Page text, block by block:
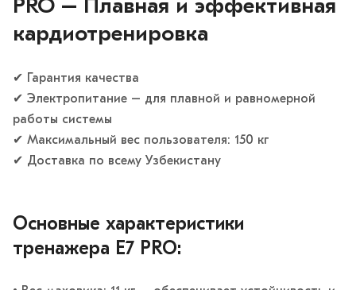
PRO – Плавная и эффективная
кардиотренировка
✔ Гарантия качества
✔ Электропитание – для плавной и равномерной
работы системы
✔ Максимальный вес пользователя: 150 кг
✔ Доставка по всему Узбекистану
Основные характеристики
тренажера E7 PRO: